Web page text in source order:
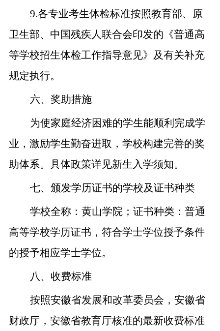
9.各专业考生体检标准按照教育部、原
卫生部、中国残疾人联合会印发的《普通高
等学校招生体检工作指导意见》及有关补充
规定执行。
六、奖助措施
为使家庭经济困难的学生能顺利完成学
业，激励学生勤奋进取，学校构建完善的奖
助体系。具体政策详见新生入学须知。
七、颁发学历证书的学校及证书种类
学校全称：黄山学院；证书种类：普通
高等学校学历证书 ， 符合学士学位授予条件
的授予相应学士学位。
八、收费标准
按照安徽省发展和改革委员会，安徽省
财政厅，安徽省教育厅核准的最新收费标准